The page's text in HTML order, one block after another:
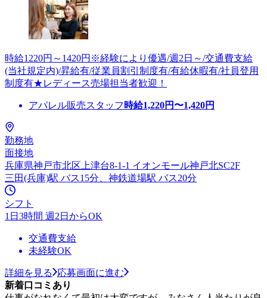
時給1220円～1420円※経験により優遇/週2日～/交通費支給
(当社規定内)/昇給有/従業員割引制度有/有給休暇有/社員登用
制度有★レディース売場担当者歓迎！
アパレル販売スタッフ 時給1,220円〜1,420円
勤務地
面接地
兵庫県神戸市北区上津台8-1-1 イオンモール神戸北SC2F
三田(兵庫)駅 バス15分、神鉄道場駅 バス20分
シフト
1日3時間 週2日からOK
交通費支給
未経験OK
詳細を見る
応募画面に進む
新着口コミあり